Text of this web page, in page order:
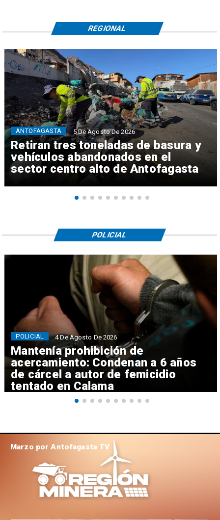
Retiran tres toneladas de basura y
vehículos abandonados en el
sector centro alto de Antofagasta
ANTOFAGASTA 5 De Agosto De 2026
REGIONAL
Mantenía prohibición de
acercamiento: Condenan a 6 años
de cárcel a autor de femicidio
tentado en Calama
POLICIAL 4 De Agosto De 2026
POLICIAL
Marzo por Antofagasta TV